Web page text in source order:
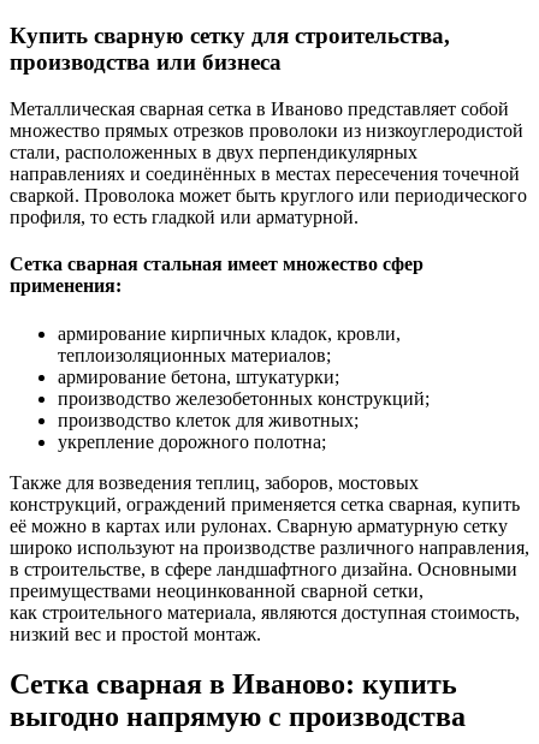
Купить сварную сетку для строительства,
производства или бизнеса
Металлическая сварная сетка в Иваново представляет собой
множество прямых отрезков проволоки из низкоуглеродистой
стали, расположенных в двух перпендикулярных
направлениях и соединённых в местах пересечения точечной
сваркой. Проволока может быть круглого или периодического
профиля, то есть гладкой или арматурной.
Сетка сварная стальная имеет множество сфер
применения:
армирование кирпичных кладок, кровли,
теплоизоляционных материалов;
армирование бетона, штукатурки;
производство железобетонных конструкций;
производство клеток для животных;
укрепление дорожного полотна;
Также для возведения теплиц, заборов, мостовых
конструкций, ограждений применяется сетка сварная, купить
её можно в картах или рулонах. Сварную арматурную сетку
широко используют на производстве различного направления,
в строительстве, в сфере ландшафтного дизайна. Основными
преимуществами неоцинкованной сварной сетки,
как строительного материала, являются доступная стоимость,
низкий вес и простой монтаж.
Сетка сварная в Иваново: купить
выгодно напрямую с производства